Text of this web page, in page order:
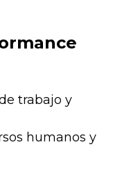
trabajo y
humanos y